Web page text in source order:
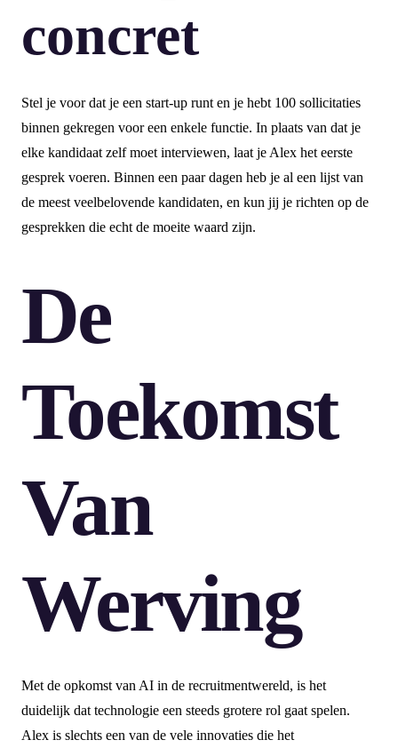
concret
Stel je voor dat je een start-up runt en je hebt 100 sollicitaties
binnen gekregen voor een enkele functie. In plaats van dat je
elke kandidaat zelf moet interviewen, laat je Alex het eerste
gesprek voeren. Binnen een paar dagen heb je al een lijst van
de meest veelbelovende kandidaten, en kun jij je richten op de
gesprekken die echt de moeite waard zijn.
De
Toekomst
Van
Werving
Met de opkomst van AI in de recruitmentwereld, is het
duidelijk dat technologie een steeds grotere rol gaat spelen.
Alex is slechts een van de vele innovaties die het